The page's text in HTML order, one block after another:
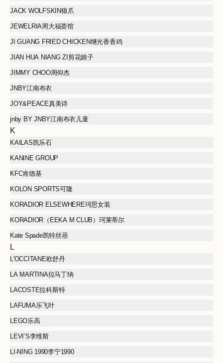
JACK WOLFSKIN狼爪
JEWELRIA周大福荟馆
JI GUANG FRIED CHICKEN继光香香鸡
JIAN HUA NIANG ZI剪花娘子
JIMMY CHOO周仰杰
JNBY江南布衣
JOY&PEACE真美诗
jnby BY JNBY江南布衣儿童
K
KAILAS凯乐石
KANINE GROUP
KFC肯德基
KOLON SPORTS可隆
KORADIOR ELSEWHERE珂思女装
KORADIOR（EEKA M CLUB）珂莱蒂尔
Kate Spade凯特丝蓓
L
L'OCCITANE欧舒丹
LA MARTINA拉马丁纳
LACOSTE拉科斯特
LAFUMA乐飞叶
LEGO乐高
LEVI’S李维斯
LI-NING 1990李宁1990